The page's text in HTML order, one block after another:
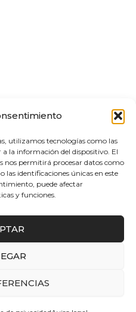
utilizamos tecnologías como las
la información del dispositivo. El
nos permitirá procesar datos como
identificaciones únicas en este
puede afectar
y funciones.
by Pepita Home |